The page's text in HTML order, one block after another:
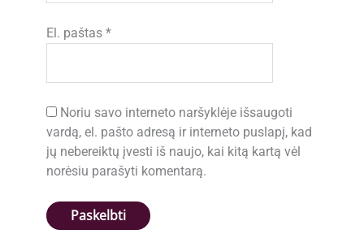
El. paštas*
Noriu savo interneto naršyklėje išsaugoti
vardą, el. pašto adresą ir interneto puslapį, kad
jų nebereiktų įvesti iš naujo, kai kitą kartą vėl
norėsiu parašyti komentarą.